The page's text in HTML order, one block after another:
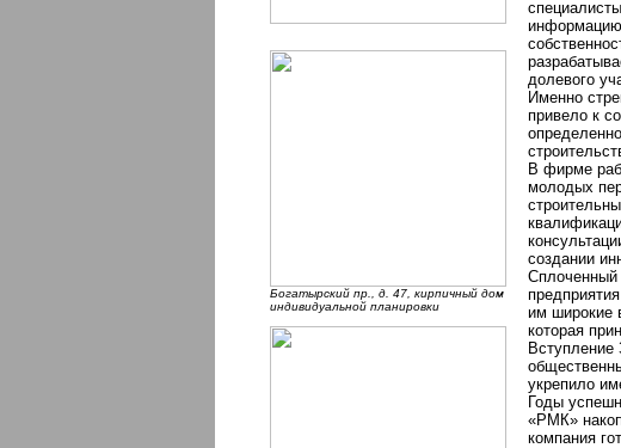
Богатырский пр., д. 47, кирпичный дом
индивидуальной планировки
информацию
долевого
Именно
привело к
В фирме
молодых
создании
Сплоченный
им широкие
которая
укрепило
Годы
«РМК»
компания